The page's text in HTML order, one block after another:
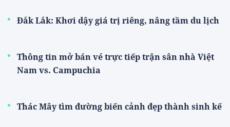
Đắk Lắk: Khơi dậy giá trị riêng, nâng tầm du lịch
Thông tin mở bán vé trực tiếp trận sân nhà Việt
Nam vs. Campuchia
Thác Mây tìm đường biến cảnh đẹp thành sinh kế